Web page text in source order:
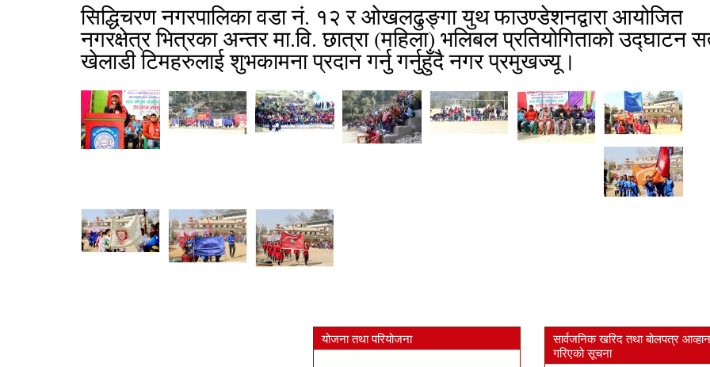
सिद्धिचरण नगरपालिका वडा नं. १२ र ओखलढुङ्गा युथ फाउण्डेशनद्वारा आयोजित
नगरक्षेत्र भित्रका अन्तर मा.वि. छात्रा (महिला) भलिबल प्रतियोगिताको उद्घाटन
खेलाडी टिमहरुलाई शुभकामना प्रदान गर्नु गर्नुहुँदै नगर प्रमुखज्यू।
योजना तथा परियोजना
सार्वजनिक खरिद तथा बोलपत्र आव्हान
गरिएको सूचना